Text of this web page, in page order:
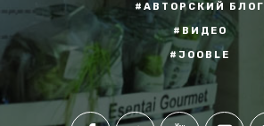
#АВТОРСКИЙ БЛОГ
#ВИДЕО
#JOOBLE